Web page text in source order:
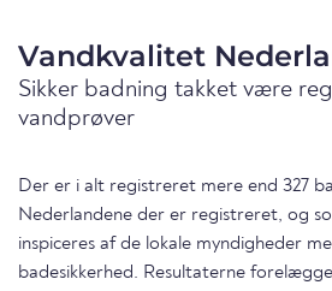
Vandkvalitet
Sikker badning takket være
vandprøver
Der er i alt registreret mere end 327
Nederlandene der er registreret, og
inspiceres af de lokale myndigheder
badesikkerhed. Resultaterne